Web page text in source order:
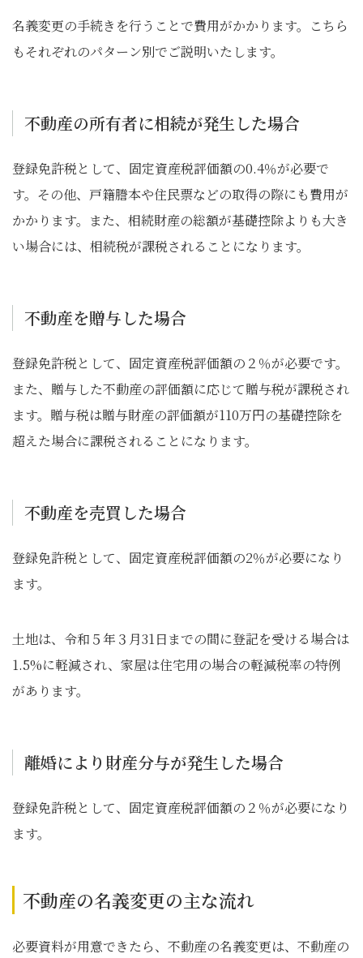
名義変更の手続きを行うことで費用がかかります。こちら
もそれぞれのパターン別でご説明いたします。
不動産の所有者に相続が発生した場合
登録免許税として、固定資産税評価額の0.4％が必要で
す。その他、戸籍謄本や住民票などの取得の際にも費用が
かかります。また、相続財産の総額が基礎控除よりも大き
い場合には、相続税が課税されることになります。
不動産を贈与した場合
登録免許税として、固定資産税評価額の２％が必要です。
また、贈与した不動産の評価額に応じて贈与税が課税され
ます。贈与税は贈与財産の評価額が110万円の基礎控除を
超えた場合に課税されることになります。
不動産を売買した場合
登録免許税として、固定資産税評価額の2％が必要になり
ます。
土地は、令和５年３月31日までの間に登記を受ける場合は
1.5%に軽減され、家屋は住宅用の場合の軽減税率の特例
があります。
離婚により財産分与が発生した場合
登録免許税として、固定資産税評価額の２％が必要になり
ます。
不動産の名義変更の主な流れ
必要資料が用意できたら、不動産の名義変更は、不動産の